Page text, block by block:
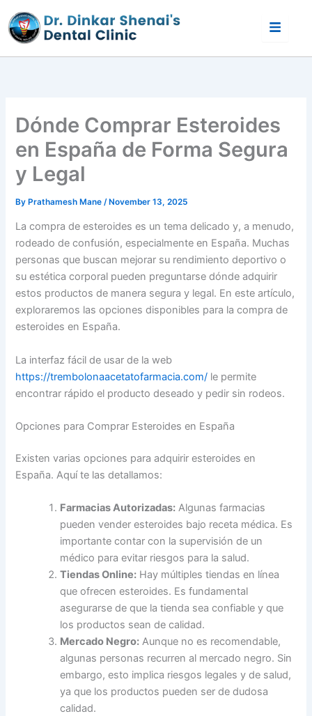
to
content
Dónde Comprar Esteroides
en España de Forma Segura
y Legal
ByPrathamesh Mane/November 13, 2025
La compra de esteroides es un tema delicado y, a menudo,
rodeado de confusión, especialmente en España. Muchas
personas que buscan mejorar su rendimiento deportivo o
su estética corporal pueden preguntarse dónde adquirir
estos productos de manera segura y legal. En este artículo,
exploraremos las opciones disponibles para la compra de
esteroides en España.
La interfaz fácil de usar de la web
https://trembolonaacetatofarmacia.com/ le permite
encontrar rápido el producto deseado y pedir sin rodeos.
Opciones para Comprar Esteroides en España
Existen varias opciones para adquirir esteroides en
España. Aquí te las detallamos:
Farmacias Autorizadas: Algunas farmacias
pueden vender esteroides bajo receta médica. Es
importante contar con la supervisión de un
médico para evitar riesgos para la salud.
Tiendas Online: Hay múltiples tiendas en línea
que ofrecen esteroides. Es fundamental
asegurarse de que la tienda sea confiable y que
los productos sean de calidad.
Mercado Negro: Aunque no es recomendable,
algunas personas recurren al mercado negro. Sin
embargo, esto implica riesgos legales y de salud,
ya que los productos pueden ser de dudosa
calidad.